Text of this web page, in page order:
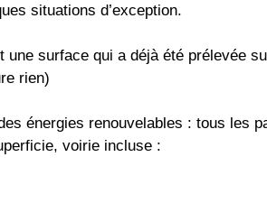
situations d’exception.
surface qui a déjà été prélevée
rien)
énergies renouvelables : tous les
voirie incluse :